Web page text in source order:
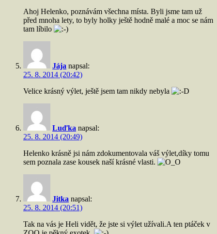
Ahoj Helenko, poznávám všechna místa. Byli jsme tam už
před mnoha lety, to byly holky ještě hodně malé a moc se nám
tam líbilo
Jája napsal:
25. 8. 2014 (20:42)
Velice krásný výlet, ještě jsem tam nikdy nebyla
Luďka napsal:
25. 8. 2014 (20:49)
Helenko krásně jsi nám zdokumentovala váš výlet,díky tomu
sem poznala zase kousek naší krásné vlasti.
Jitka napsal:
25. 8. 2014 (20:51)
Tak na vás je Heli vidět, že jste si výlet užívali.A ten ptáček v